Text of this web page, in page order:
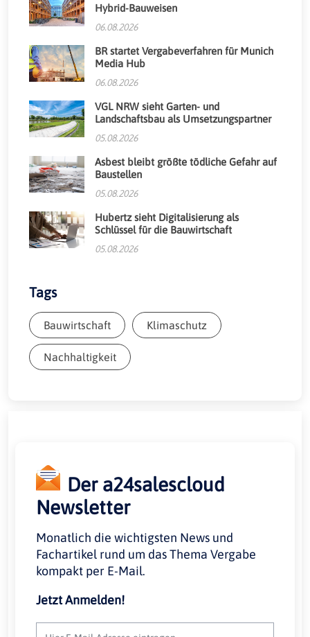
Hybrid-Bauweisen
06.08.2026
BR startet Vergabeverfahren für Munich
Media Hub
06.08.2026
VGL NRW sieht Garten- und
Landschaftsbau als Umsetzungspartner
05.08.2026
Asbest bleibt größte tödliche Gefahr auf
Baustellen
05.08.2026
Hubertz sieht Digitalisierung als
Schlüssel für die Bauwirtschaft
05.08.2026
Tags
Bauwirtschaft Klimaschutz
Nachhaltigkeit
Der a24salescloud
Newsletter
Monatlich die wichtigsten News und
Fachartikel rund um das Thema Vergabe
kompakt per E-Mail.
Jetzt Anmelden!